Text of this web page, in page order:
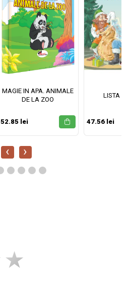
MAGIE IN APA. ANIMALE
DE LA ZOO
52.85 lei
LISTA
47.56 lei
‹ ›